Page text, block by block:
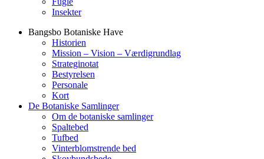
Insekter
Bangsbo Botaniske Have
Historien
Mission – Vision – Værdigrundlag
Strateginotat
Bestyrelsen
Personale
Kort
De Botaniske Samlinger
Om de botaniske samlinger
Spaltebed
Tufbed
Vinterblomstrende bed